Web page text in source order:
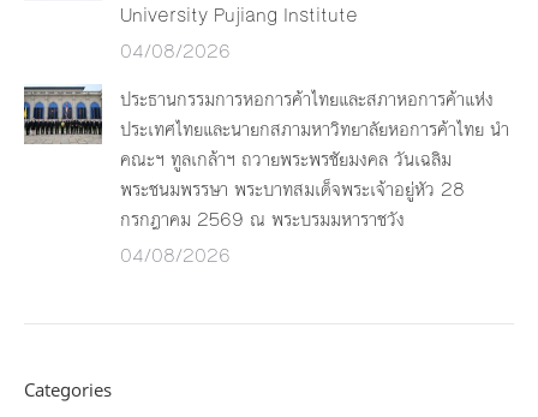
University Pujiang Institute
04/08/2026
ประธานกรรมการหอการค้าไทยและสภาหอการค้าแห่ง
ประเทศไทยและนายกสภามหาวิทยาลัยหอการค้าไทย นำ
คณะฯ ทูลเกล้าฯ ถวายพระพรชัยมงคล วันเฉลิม
พระชนมพรรษา พระบาทสมเด็จพระเจ้าอยู่หัว 28
กรกฎาคม 2569 ณ พระบรมมหาราชวัง
04/08/2026
Categories